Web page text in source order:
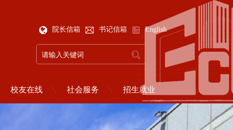
院长信箱 书记信箱 English
校友在线 社会服务 招生就业